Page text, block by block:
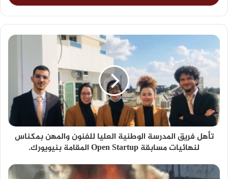
تأهل فريق المدرسة الوطنية العليا للفنون والمهن بمكناس
لنهائيات مسابقة Open Startup المقامة بنيويورك.